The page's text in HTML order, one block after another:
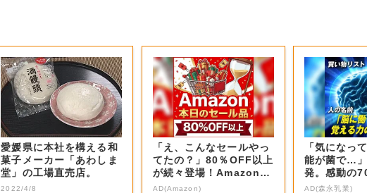
愛媛県に本社を構える和
菓子メーカー「あわしま
堂」の工場直売店。
2022/4/8
「え、こんなセールやっ
てたの？」80％OFF以上
が続々登場！Amazonの
本気が...
AD(Amazon)
「気になっ
能が菌で…
発。感動の
AD(森永乳業)